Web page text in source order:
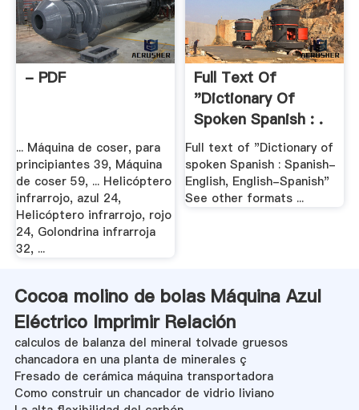
- PDF
... Máquina de coser, para
principiantes 39, Máquina
de coser 59, ... Helicóptero
infrarrojo, azul 24,
Helicóptero infrarrojo, rojo
24, Golondrina infrarroja
32, ...
Full Text Of
"Dictionary Of
Spoken Spanish : .
Full text of "Dictionary of
spoken Spanish : Spanish-
English, English-Spanish"
See other formats ...
Cocoa molino de bolas Máquina Azul
Eléctrico Imprimir Relación
calculos de balanza del mineral tolvade gruesos
chancadora en una planta de minerales ç
Fresado de cerámica máquina transportadora
Como construir un chancador de vidrio liviano